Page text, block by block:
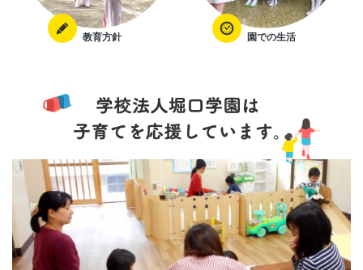
教育方針 園での生活